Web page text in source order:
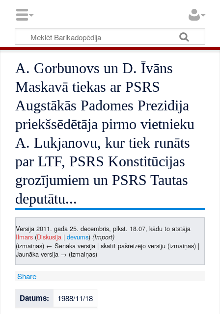
A. Gorbunovs un D. Īvāns
Maskavā tiekas ar PSRS
Augstākās Padomes Prezidija
priekšsēdētāja pirmo vietnieku
A. Lukjanovu, kur tiek runāts
par LTF, PSRS Konstitūcijas
grozījumiem un PSRS Tautas
deputātu...
Versija 2011. gada 25. decembris, plkst. 18.07, kādu to atstāja
Ilmars (Diskusija |devums) (Import)
(izmaiņas) ← Senāka versija | skatīt pašreizējo versiju (izmaiņas) |
Jaunāka versija → (izmaiņas)
Share
Datums: 1988/11/18